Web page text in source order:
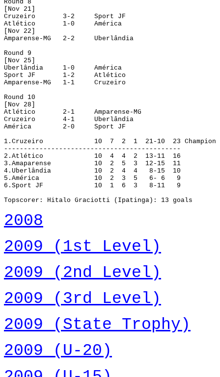
Round 8
[Nov 21]
Cruzeiro
3-2
Sport JF
Atlético
1-0
América
[Nov 22]
Amparense-MG
2-2
Uberlândia
Round 9
[Nov 25]
Uberlândia
1-0
América
Sport JF
1-2
Atlético
Amparense-MG
1-1
Cruzeiro
Round 10
[Nov 28]
Atlético
2-1
Amparense-MG
Cruzeiro
4-1
Uberlândia
América
2-0
Sport JF
1. Cruzeiro 10 7 2 1 21-10 23 Champion
---------------------------------------------
2. Atlético 10 4 4 2 13-11
16
3. Amaparense 10 2 5 3 12-15
11
4. Uberlândia 10 2 4 4 8-15
10
5. América 10 2 3 5 6- 6
9
6. Sport JF 10 1 6 3 8-11
9
Topscorer: Hitalo Graciotti ( Ipatinga ): 13 goals
2008
2009 (1st Level )
2009 (2nd Level )
2009 (3rd Level )
2009 ( State Trophy )
2009 (U-20)